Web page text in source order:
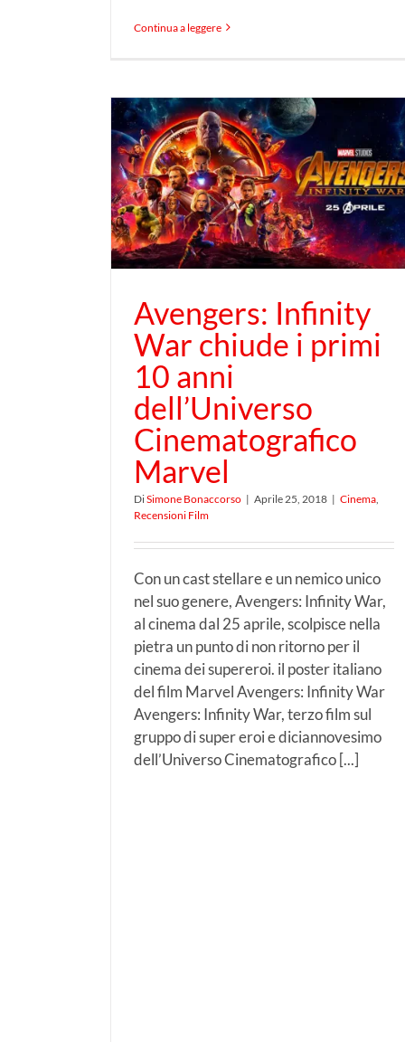
Continua a leggere
Avengers: Infinity
War chiude i primi
10 anni
dell’Universo
Cinematografico
Marvel
DiSimone Bonaccorso | Aprile 25, 2018 | Cinema
Recensioni Film
Con un cast stellare e un nemico unico
nel suo genere, Avengers: Infinity War,
al cinema dal 25 aprile, scolpisce nella
pietra un punto di non ritorno per il
cinema dei supereroi. il poster italiano
del film Marvel Avengers: Infinity War
Avengers: Infinity War, terzo film sul
gruppo di super eroi e diciannovesimo
dell’Universo Cinematografico [...]
dei Coen apre la 66°
Berlinale